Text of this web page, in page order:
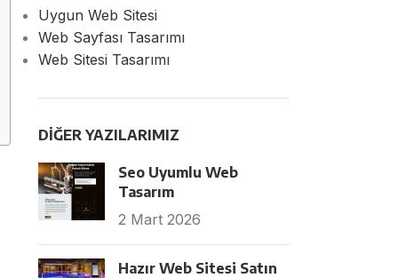
Uygun Web Sitesi
Web Sayfası Tasarımı
Web Sitesi Tasarımı
DIĞER YAZILARIMIZ
Seo Uyumlu Web
Tasarım
2 Mart 2026
Hazır Web Sitesi Satın